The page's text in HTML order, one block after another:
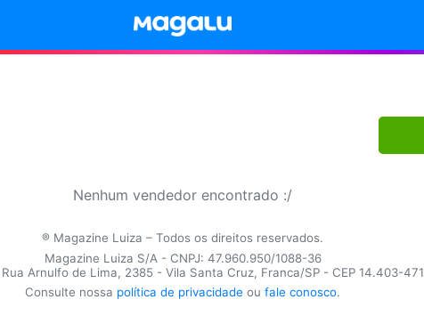
Nenhum vendedor encontrado :/
® Magazine Luiza – Todos os direitos reservados.
Magazine Luiza S/A - CNPJ: 47.960.950/1088-36
Arnulfo de Lima, 2385 - Vila Santa Cruz, Franca/SP - CEP 14.403-471
Consulte nossa política de privacidade ou fale conosco.